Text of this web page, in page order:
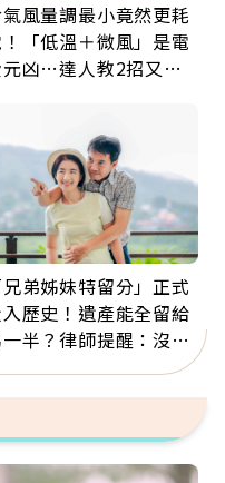
風量調最小竟然更耗
「低溫＋微風」是電
凶…達人教2招又涼
兄弟姊妹特留分」正式
歷史！遺產能全留給
半？律師提醒：沒做